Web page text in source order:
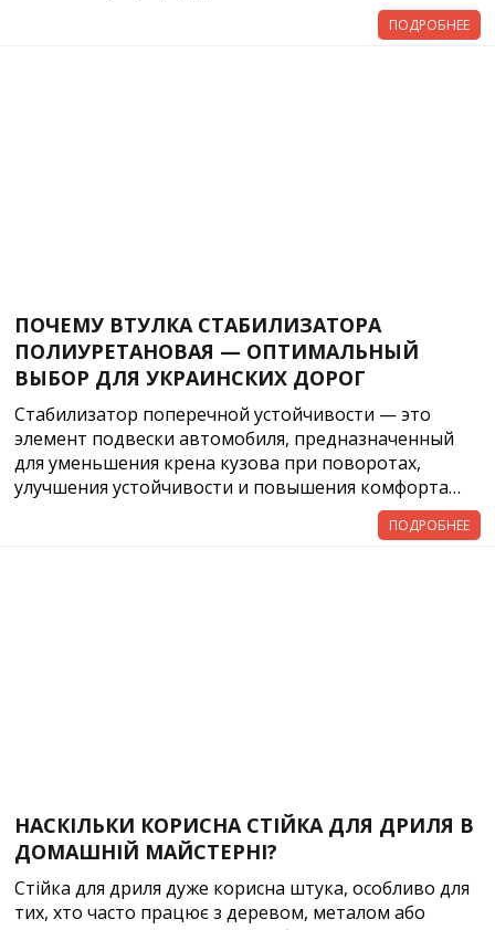
ПОДРОБНЕЕ
ПОЧЕМУ ВТУЛКА СТАБИЛИЗАТОРА
ПОЛИУРЕТАНОВАЯ — ОПТИМАЛЬНЫЙ
ВЫБОР ДЛЯ УКРАИНСКИХ ДОРОГ
Стабилизатор поперечной устойчивости — это
элемент подвески автомобиля, предназначенный
для уменьшения крена кузова при поворотах,
улучшения устойчивости и повышения комфорта…
ПОДРОБНЕЕ
НАСКІЛЬКИ КОРИСНА СТІЙКА ДЛЯ ДРИЛЯ В
ДОМАШНІЙ МАЙСТЕРНІ?
Стійка для дриля дуже корисна штука, особливо для
тих, хто часто працює з деревом, металом або